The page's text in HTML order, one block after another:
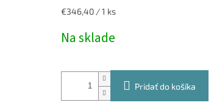
Jednotková
€346,40 / 1 ks
Na sklade
Pridať do košíka